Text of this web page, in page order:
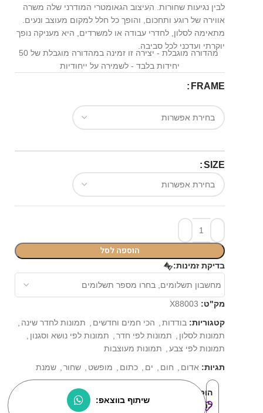
לבין נגיעות שחורות. העיצוב הגאומטרי המודרני שלה משרה
אווירה של רוגע ותחכום, והופך כל חלל למקום מעוצב ונעים.
מתאימה לסלון, לחדרי עבודה או למשרדים, היא מעניקה נופך
יוקרתי ועדכני לכל סביבה.
מהדורה מוגבלת - יצירה זו זמינה במהדורה מוגבלת של 50
יחידות בלבד - לשמירה על ייחודיות
FRAME
SIZE
הוספה לסל
בדיקת זמינות:⏳
מק"ט: X88003
קטגוריות: בודדות, הכי חמים וחדשים , תמונות לחדר שינה ,
תמונות לסלון , תמונות לפי חדר, תמונות לפי נושא וסגנון ,
תמונות לפי צבע, תמונות מעוצבות
תגיות: אדום , חום , ים , כתום , מופשט , שחור, שמנת
הוסף
למוצרים
שיתוף בווצאפ: